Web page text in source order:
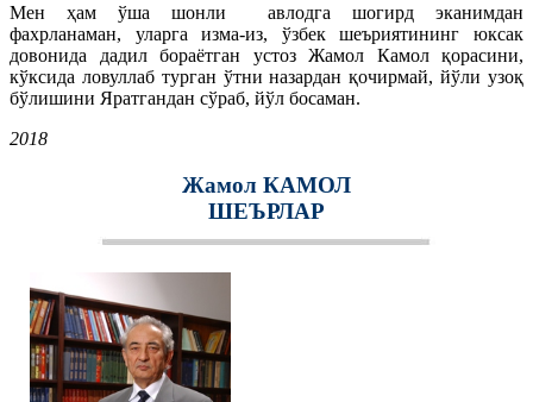
Мен ҳам ўша шонли авлодга шогирд эканимдан
фахрланаман, уларга изма-из, ўзбек шеъриятининг юксак
довонида дадил бораётган устоз Жамол Камол қорасини,
кўксида ловуллаб турган ўтни назардан қочирмай, йўли узоқ
бўлишини Яратгандан сўраб, йўл босаман.
2018
Жамол КАМОЛ
ШЕЪРЛАР